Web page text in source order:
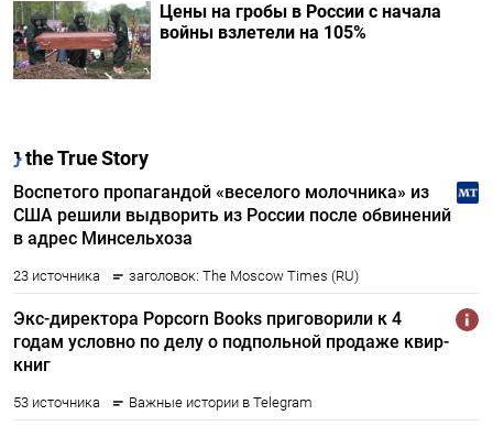
Цены на гробы в России с начала
войны взлетели на 105%